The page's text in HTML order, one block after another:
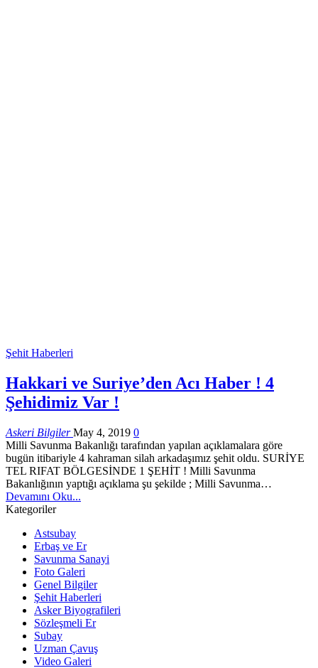
Şehit Haberleri
Hakkari ve Suriye’den Acı Haber ! 4
Şehidimiz Var !
Askeri BilgilerMay 4, 2019 0
Milli Savunma Bakanlığı tarafından yapılan açıklamalara göre
bugün itibariyle 4 kahraman silah arkadaşımız şehit oldu. SURİYE
TEL RIFAT BÖLGESİNDE 1 ŞEHİT ! Milli Savunma
Bakanlığının yaptığı açıklama şu şekilde ; Milli Savunma…
Devamını Oku...
Kategoriler
Astsubay
Erbaş ve Er
Savunma Sanayi
Foto Galeri
Genel Bilgiler
Şehit Haberleri
Asker Biyografileri
Sözleşmeli Er
Subay
Uzman Çavuş
Video Galeri